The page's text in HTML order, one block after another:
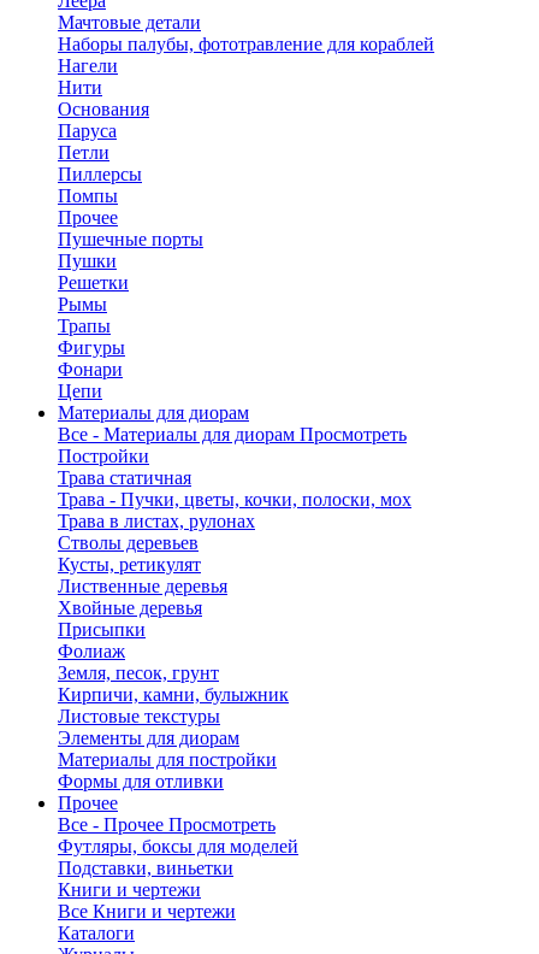
Мачтовые детали
Наборы палубы, фототравление для кораблей
Нагели
Нити
Основания
Паруса
Петли
Пиллерсы
Помпы
Прочее
Пушечные порты
Пушки
Решетки
Рымы
Трапы
Фигуры
Фонари
Цепи
Материалы для диорам
Все - Материалы для диорам Просмотреть
Постройки
Трава статичная
Трава - Пучки, цветы, кочки, полоски, мох
Трава в листах, рулонах
Стволы деревьев
Кусты, ретикулят
Лиственные деревья
Хвойные деревья
Присыпки
Фолиаж
Земля, песок, грунт
Кирпичи, камни, булыжник
Листовые текстуры
Элементы для диорам
Материалы для постройки
Формы для отливки
Прочее
Все - Прочее Просмотреть
Футляры, боксы для моделей
Подставки, виньетки
Книги и чертежи
Все Книги и чертежи
Каталоги